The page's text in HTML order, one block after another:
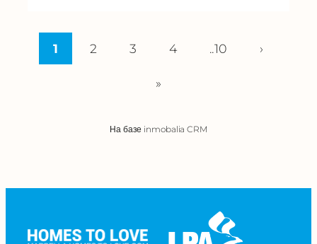
1 2 3 4 ..10 ›
»
На базе inmobalia CRM